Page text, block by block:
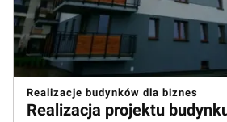
Realizacje budynków dla biznes
Realizacja projektu